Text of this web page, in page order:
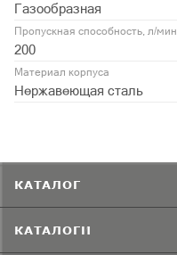
Газообразная
Пропускная способность, л/мин
200
Материал корпуса
Нержавеющая сталь
КАТАЛОГ
КАТАЛОГИ